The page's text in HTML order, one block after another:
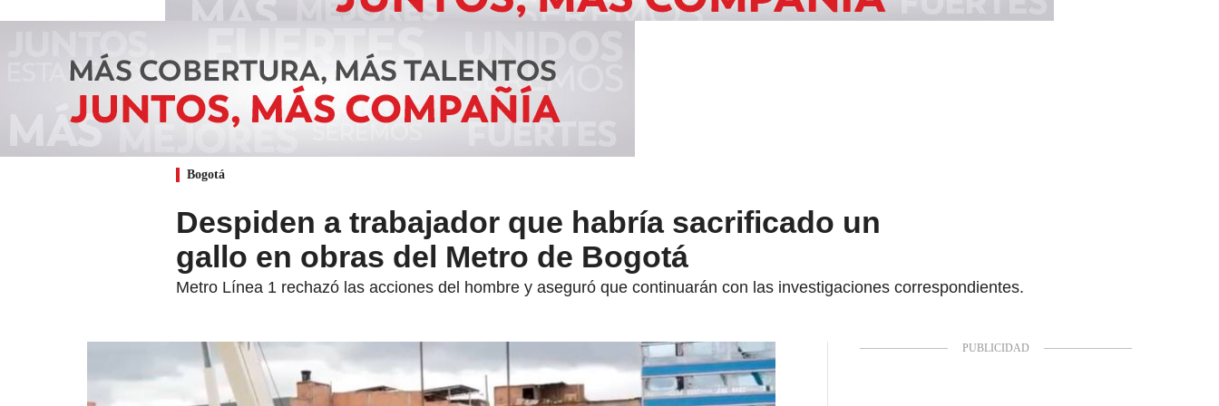
Bogotá
Despiden a trabajador que habría sacrificado un
gallo en obras del Metro de Bogotá
Metro Línea 1 rechazó las acciones del hombre y aseguró que continuarán con las investigaciones correspondientes.